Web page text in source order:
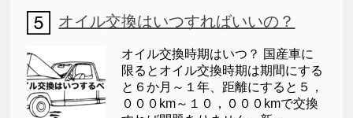
オイル交換はいつすればいいの？
オイル交換時期はいつ？ 国産車に
限るとオイル交換時期は期間にする
と６か月～１年、距離にすると５，
０００km～１０，０００kmで交換